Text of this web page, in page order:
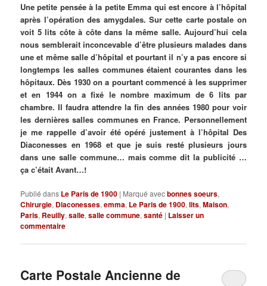
Une petite pensée à la petite Emma qui est encore à l’hôpital
après l’opération des amygdales. Sur cette carte postale on
voit 5 lits côte à côte dans la même salle. Aujourd’hui cela
nous semblerait inconcevable d’être plusieurs malades dans
une et même salle d’hôpital et pourtant il n’y a pas encore si
longtemps les salles communes étaient courantes dans les
hôpitaux. Dès 1930 on a pourtant commencé à les supprimer
et en 1944 on a fixé le nombre maximum de 6 lits par
chambre. Il faudra attendre la fin des années 1980 pour voir
les dernières salles communes en France. Personnellement
je me rappelle d’avoir été opéré justement à l’hôpital Des
Diaconesses en 1968 et que je suis resté plusieurs jours
dans une salle commune… mais comme dit la publicité …
ça c’était Avant…!
Publié dans Le Paris de 1900 | Marqué avecbonnes soeurs,
Chirurgie, Diaconesses,emma, Le Paris de 1900,lits,Maison,
Paris, Reuilly,salle,salle commune,santé | Laisser un
commentaire
Carte Postale Ancienne de